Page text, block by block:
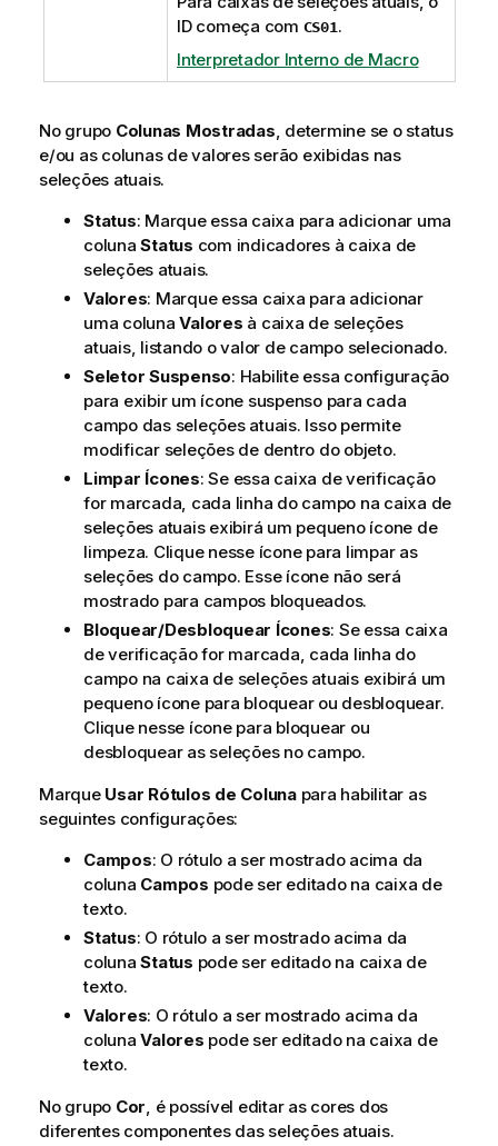
ID começa com CS01.
Interpretador Interno de Macro
No grupo Colunas Mostradas, determine se o status
e/ou as colunas de valores serão exibidas nas
seleções atuais.
Status: Marque essa caixa para adicionar uma
colunaStatus com indicadores à caixa de
seleções atuais.
Valores: Marque essa caixa para adicionar
uma colunaValores à caixa de seleções
atuais, listando o valor de campo selecionado.
Seletor Suspenso: Habilite essa configuração
para exibir um ícone suspenso para cada
campo das seleções atuais. Isso permite
modificar seleções de dentro do objeto.
Limpar Ícones: Se essa caixa de verificação
for marcada, cada linha do campo na caixa de
seleções atuais exibirá um pequeno ícone de
limpeza. Clique nesse ícone para limpar as
seleções do campo. Esse ícone não será
mostrado para campos bloqueados.
Bloquear/Desbloquear Ícones: Se essa caixa
de verificação for marcada, cada linha do
campo na caixa de seleções atuais exibirá um
pequeno ícone para bloquear ou desbloquear.
Clique nesse ícone para bloquear ou
desbloquear as seleções no campo.
MarqueUsar Rótulos de Coluna para habilitar as
seguintes configurações:
Campos: O rótulo a ser mostrado acima da
coluna Campos pode ser editado na caixa de
texto.
Status: O rótulo a ser mostrado acima da
colunaStatus pode ser editado na caixa de
texto.
Valores: O rótulo a ser mostrado acima da
colunaValores pode ser editado na caixa de
texto.
No grupo Cor, é possível editar as cores dos
diferentes componentes das seleções atuais.